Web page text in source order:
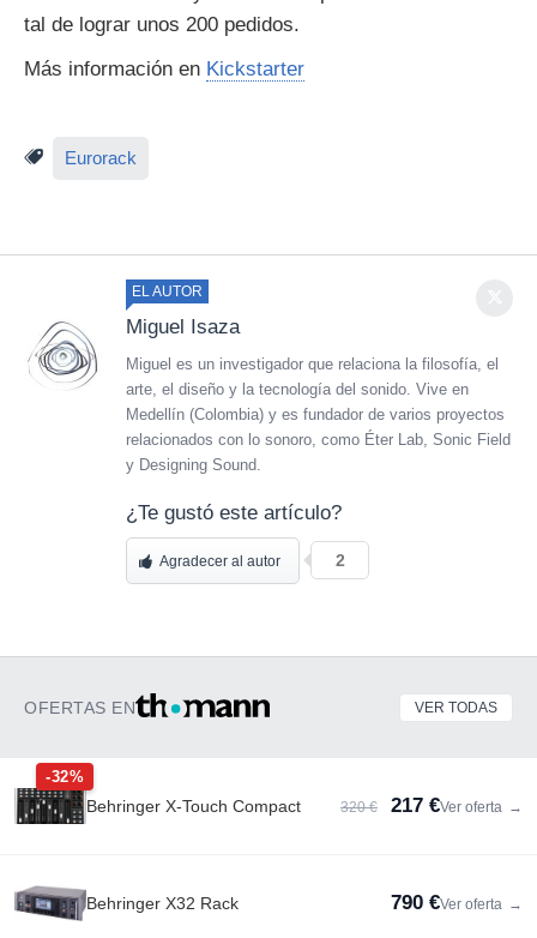
tal de lograr unos 200 pedidos.
Más información en Kickstarter
Eurorack
EL AUTOR
Miguel Isaza
Miguel es un investigador que relaciona la filosofía, el
arte, el diseño y la tecnología del sonido. Vive en
Medellín (Colombia) y es fundador de varios proyectos
relacionados con lo sonoro, como Éter Lab, Sonic Field
y Designing Sound.
¿Te gustó este artículo?
Agradecer al autor 2
OFERTAS EN VER TODAS
-32%
Behringer X-Touch Compact 320 € 217 €Ver oferta →
Behringer X32 Rack 790 €Ver oferta →